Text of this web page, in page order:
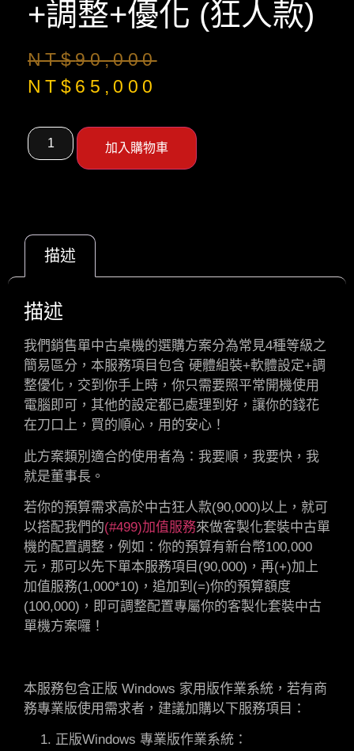
+調整+優化 (狂人款)
NT$90,000
NT$ 65,000
加入購物車
描述
描述
我們銷售單中古桌機的選購方案分為常見4種等級之
簡易區分，本服務項目包含 硬體組裝+軟體設定+調
整優化，交到你手上時，你只需要照平常開機使用
電腦即可，其他的設定都已處理到好，讓你的錢花
在刀口上，買的順心，用的安心！
此方案類別適合的使用者為：我要順，我要快，我
就是董事長。
若你的預算需求高於中古狂人款(90,000)以上，就可
以搭配我們的(#499)加值服務來做客製化套裝中古單
機的配置調整，例如：你的預算有新台幣100,000
元，那可以先下單本服務項目(90,000)，再(+)加上
加值服務(1,000*10)，追加到(=)你的預算額度
(100,000)，即可調整配置專屬你的客製化套裝中古
單機方案囉！
本服務包含正版 Windows 家用版作業系統，若有商
務專業版使用需求者，建議加購以下服務項目：
正版Windows 專業版作業系統：